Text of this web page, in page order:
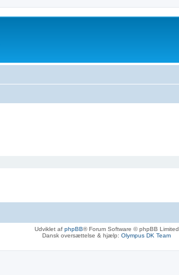
Udviklet af phpBB® Forum Software © phpBB Limited
Dansk oversættelse & hjælp: Olympus DK Team